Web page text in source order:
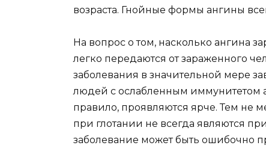
возраста. Гнойные формы ангины
На вопрос о том, насколько ангина
легко передаются от зараженного
заболевания в значительной мере
людей с ослабленным иммунитетом
правило, проявляются ярче. Тем не
при глотании не всегда являются
заболевание может быть ошибочно